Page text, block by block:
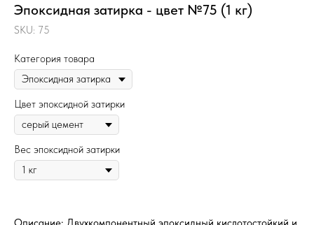
Эпоксидная затирка - цвет №75 (1 кг)
SKU: 75
Категория товара
Цвет эпоксидной затирки
Вес эпоксидной затирки